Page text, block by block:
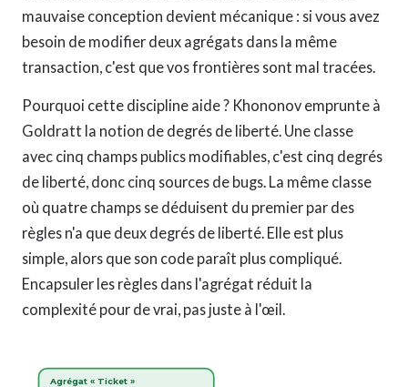
mauvaise conception devient mécanique : si vous avez
besoin de modifier deux agrégats dans la même
transaction, c'est que vos frontières sont mal tracées.
Pourquoi cette discipline aide ? Khononov emprunte à
Goldratt la notion de degrés de liberté. Une classe
avec cinq champs publics modifiables, c'est cinq degrés
de liberté, donc cinq sources de bugs. La même classe
où quatre champs se déduisent du premier par des
règles n'a que deux degrés de liberté. Elle est plus
simple, alors que son code paraît plus compliqué.
Encapsuler les règles dans l'agrégat réduit la
complexité pour de vrai, pas juste à l'œil.
Agrégat « Ticket »